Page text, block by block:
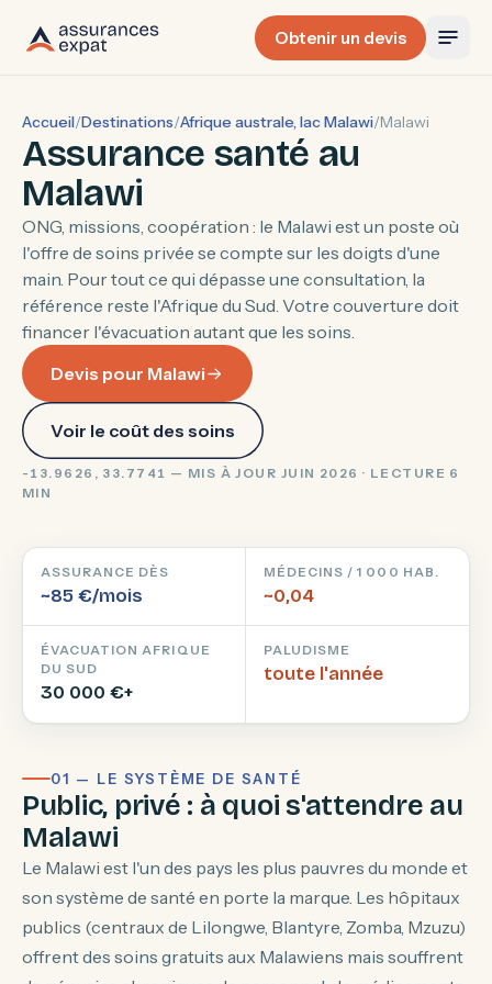
Obtenir un devis
Accueil/Destinations/Afrique australe, lac Malawi/Malawi
Assurance santé au
Malawi
ONG, missions, coopération : le Malawi est un poste où
l'offre de soins privée se compte sur les doigts d'une
main. Pour tout ce qui dépasse une consultation, la
référence reste l'Afrique du Sud. Votre couverture doit
financer l'évacuation autant que les soins.
Devis pour Malawi
Voir le coût des soins
-13.9626, 33.7741 — MIS À JOUR JUIN 2026 · LECTURE 6
MIN
ASSURANCE DÈS
~85 €/mois
MÉDECINS / 1 000 HAB.
~0,04
ÉVACUATION AFRIQUE
DU SUD
30 000 €+
PALUDISME
toute l'année
01 — LE SYSTÈME DE SANTÉ
Public, privé : à quoi s'attendre au
Malawi
Le Malawi est l'un des pays les plus pauvres du monde et
son système de santé en porte la marque. Les hôpitaux
publics (centraux de Lilongwe, Blantyre, Zomba, Mzuzu)
offrent des soins gratuits aux Malawiens mais souffrent